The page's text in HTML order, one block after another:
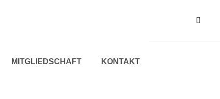
MITGLIEDSCHAFT KONTAKT